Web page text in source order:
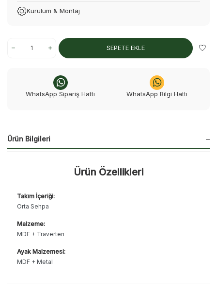
Kurulum & Montaj
SEPETE EKLE
WhatsApp Sipariş Hattı WhatsApp Bilgi Hattı
Ürün Bilgileri
Ürün Özellikleri
Takım İçeriği:
Orta Sehpa
Malzeme:
MDF + Traverten
Ayak Malzemesi:
MDF + Metal